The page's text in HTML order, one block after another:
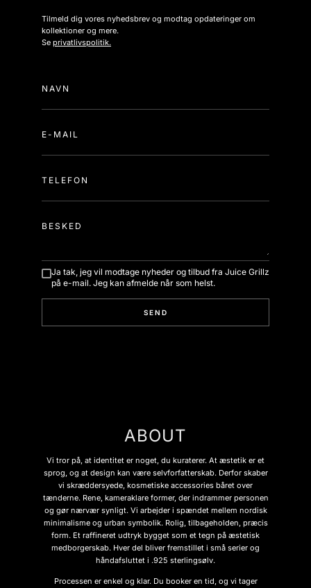
Tilmeld dig vores nyhedsbrev og modtag opdateringer om
kollektioner og mere.
Se privatlivspolitik.
NAVN
E-MAIL
TELEFON
BESKED
Ja tak, jeg vil modtage nyheder og tilbud fra Juice Grillz
på e-mail. Jeg kan afmelde når som helst.
SEND
ABOUT
Vi tror på, at identitet er noget, du kuraterer. At æstetik er et
sprog, og at design kan være selvforfatterskab. Derfor skaber
vi skræddersyede, kosmetiske accessories båret over
tænderne. Rene, kameraklare former, der indrammer personen
og gør nærvær synligt. Vi arbejder i spændet mellem nordisk
minimalisme og urban symbolik. Rolig, tilbageholden, præcis
form. Et raffineret udtryk bygget som et tegn på æstetisk
medborgerskab. Hver del bliver fremstillet i små serier og
håndafsluttet i .925 sterlingsølv.
Processen er enkel og klar. Du booker en tid, og vi tager